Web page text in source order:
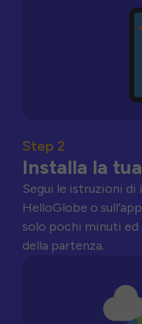
Step 2
Installa la
Segui le istruzioni di
HelloGlobe o
solo pochi minuti
della partenza.